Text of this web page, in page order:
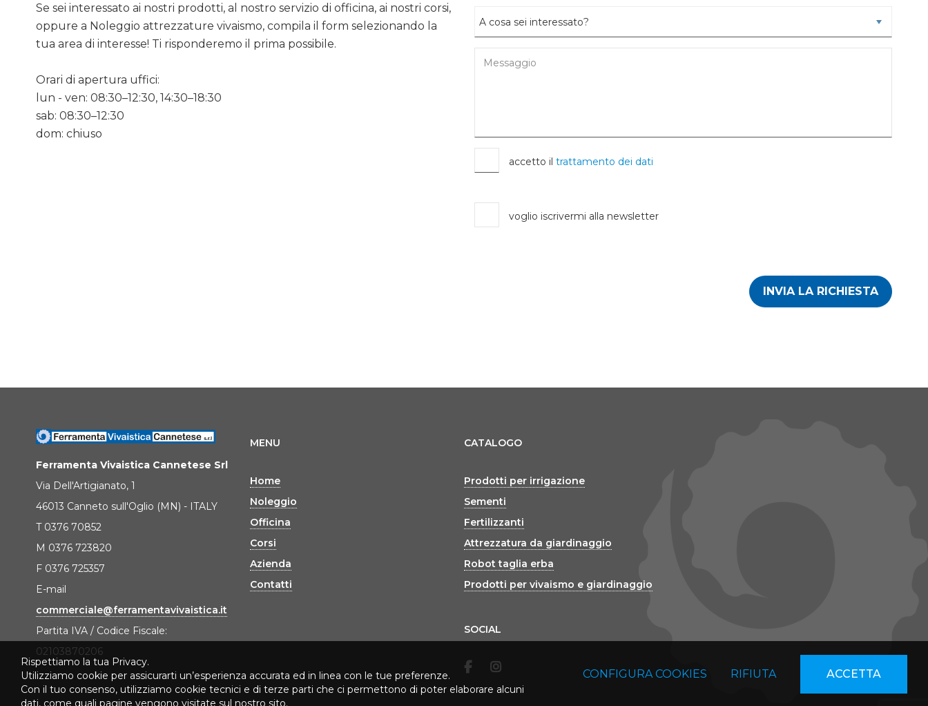
Se sei interessato ai nostri prodotti, al nostro servizio di officina, ai nostri corsi,
oppure a Noleggio attrezzature vivaismo, compila il form selezionando la
tua area di interesse! Ti risponderemo il prima possibile.
Orari di apertura uffici:
lun - ven: 08:30–12:30, 14:30–18:30
sab: 08:30–12:30
dom: chiuso
accetto il trattamento dei dati
voglio iscrivermi alla newsletter
INVIA LA RICHIESTA
Ferramenta Vivaistica Cannetese Srl
Via Dell'Artigianato, 1
46013 Canneto sull'Oglio (MN) - ITALY
T 0376 70852
M 0376 723820
F 0376 725357
E-mail
commerciale@ferramentavivaistica.it
Partita IVA / Codice Fiscale:
02103870206
MENU
Home
Noleggio
Officina
Corsi
Azienda
Contatti
CATALOGO
Prodotti per irrigazione
Sementi
Fertilizzanti
Attrezzatura da giardinaggio
Robot taglia erba
Prodotti per vivaismo e giardinaggio
SOCIAL
Rispettiamo la tua Privacy.
Utilizziamo cookie per assicurarti un’esperienza accurata ed in linea con le tue preferenze.
Con il tuo consenso, utilizziamo cookie tecnici e di terze parti che ci permettono di poter elaborare alcuni
dati, come quali pagine vengono visitate sul nostro sito.
CONFIGURA COOKIES RIFIUTA ACCETTA